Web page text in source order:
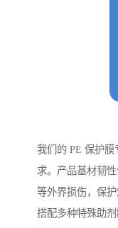
我们的 PE 保护
求。产品基材韧
等外界损伤，保
搭配多种特殊助